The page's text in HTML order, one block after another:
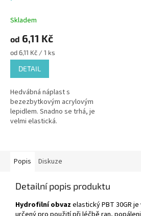
Skladem
od 6,11 Kč
Měrná
cena:
od 6,11 Kč / 1 ks
DETAIL
Hedvábná náplast s
bezezbytkovým acrylovým
lepidlem. Snadno se trhá, je
velmi elastická.
Popis Diskuze
Detailní popis produktu
Hydrofilní obvaz elastický PBT 30GR